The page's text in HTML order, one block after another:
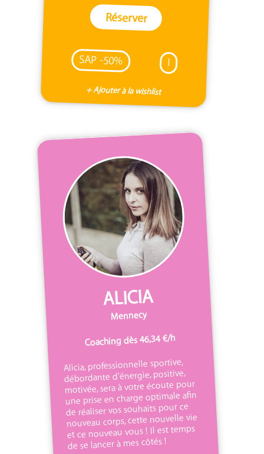
Réserver
SAP -50% I
+ Ajouter à la wishlist
ALICIA
Mennecy
Coaching dès 46,34 €/h
Alicia, professionnelle sportive,
débordante d'énergie, positive,
motivée, sera à votre écoute pour
une prise en charge optimale afin
de réaliser vos souhaits pour ce
nouveau corps, cette nouvelle vie
et ce nouveau vous ! Il est temps
de se lancer à mes côtés !